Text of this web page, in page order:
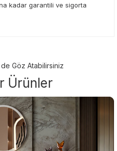
kadar garantili ve sigorta
Göz Atabilirsiniz
Ürünler